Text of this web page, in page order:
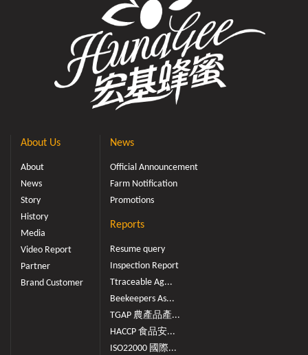
About Us
About
News
Story
History
Media
Video Report
Partner
Brand Customer
News
Official Announcement
Farm Notification
Promotions
Reports
Resume query
Inspection Report
Ttraceable Ag...
Beekeepers As...
TGAP 農產品產...
HACCP 食品安...
ISO22000 國際...